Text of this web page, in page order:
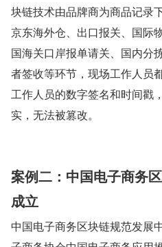
块链技术由品牌商为商品记录
京东海外仓、出口报关、国际
国海关口岸报单请关、国内分
者签收等环节，现场工作人员
工作人员的数字签名和时间戳
实，无法被篡改。
案例二：中国电子商务
成立
中国电子商务区块链规范发展